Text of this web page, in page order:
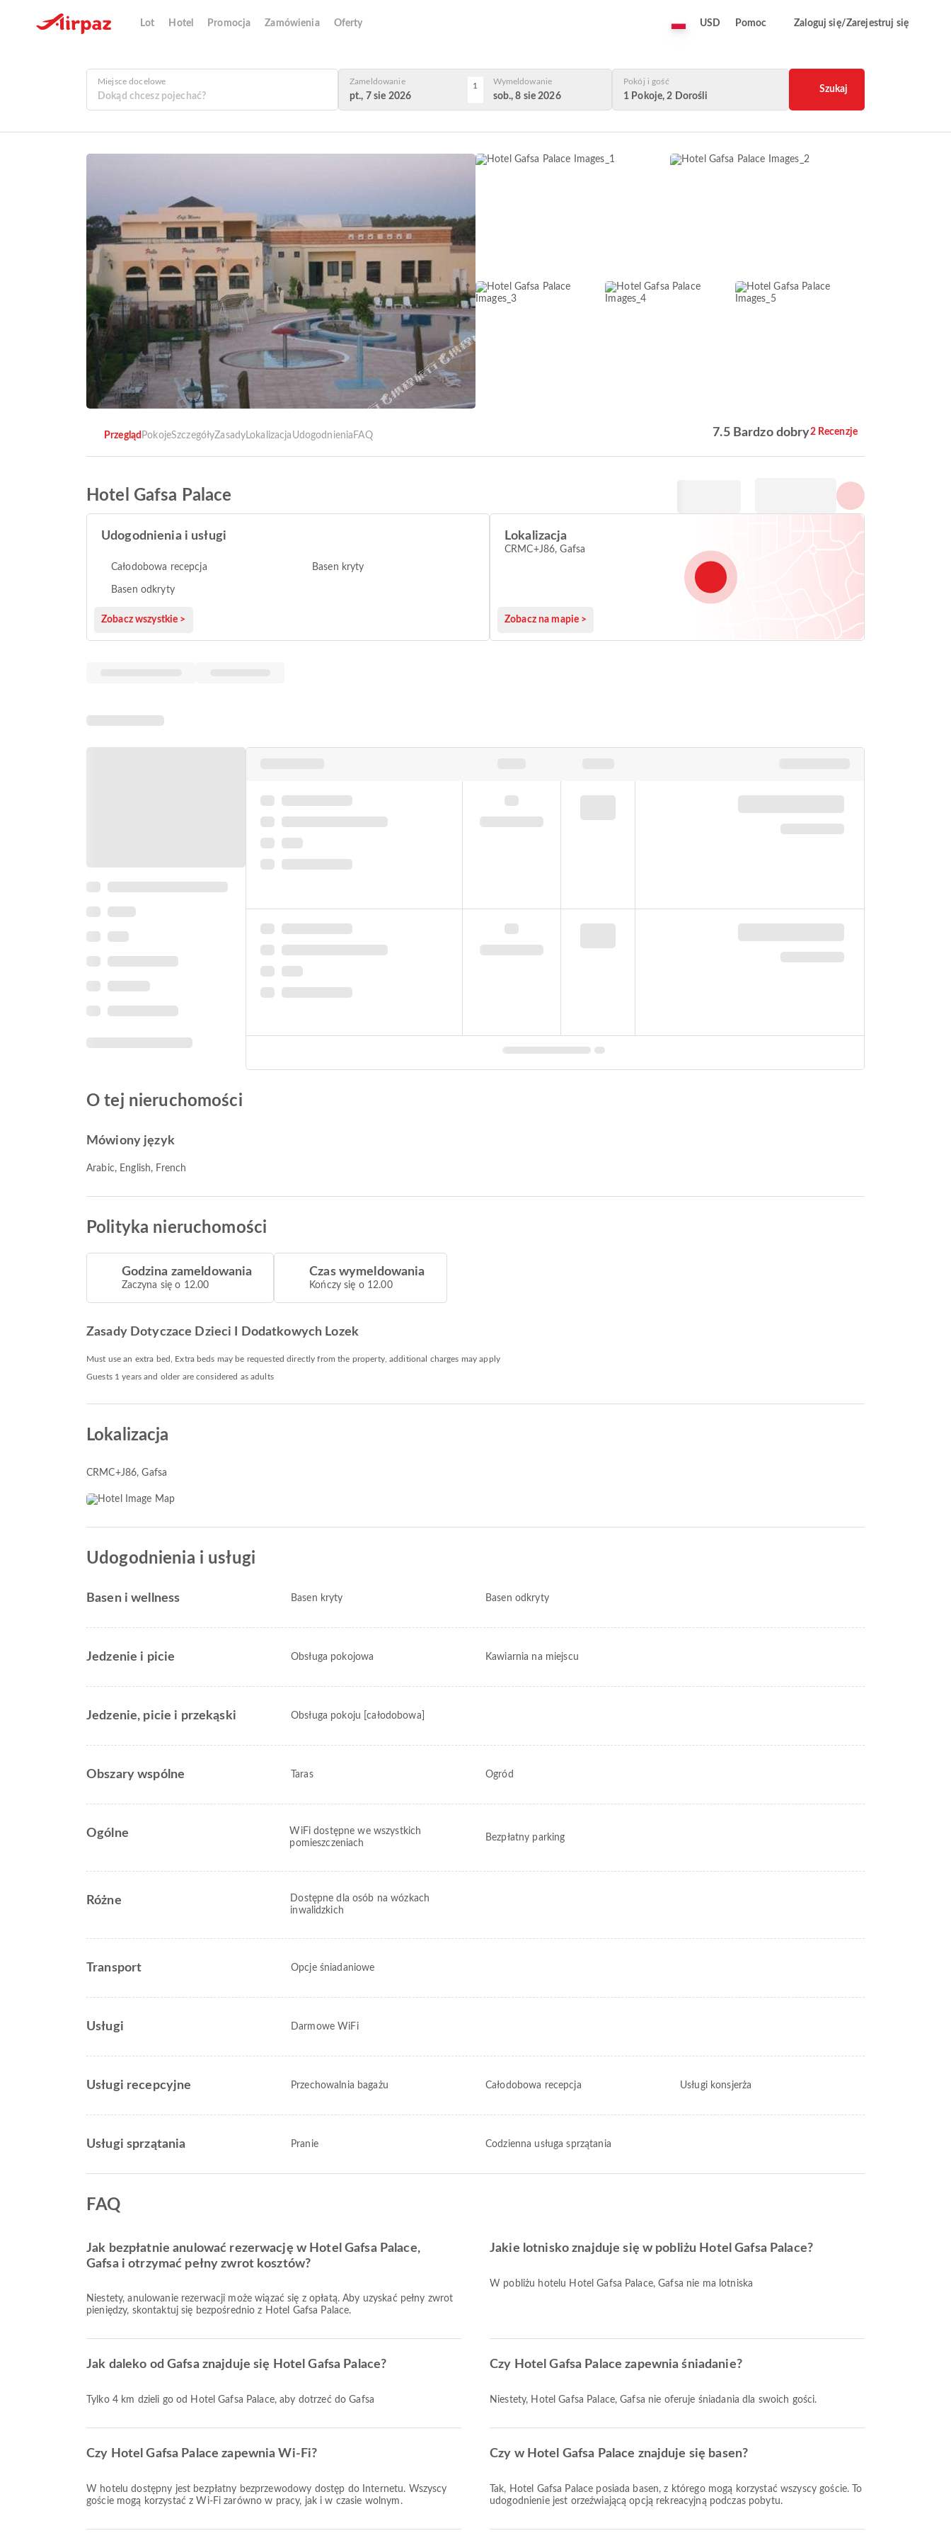
Lot Hotel Promocja Zamówienia Oferty USD Pomoc Zaloguj się/Zarejestruj się
Miejsce docelowe Zameldowanie
pt., 7 sie 2026
1 Wymeldowanie
sob., 8 sie 2026
Pokój i gość
1 Pokoje, 2 Dorośli
Szukaj
Przegląd PokojeSzczegółyZasadyLokalizacja Udogodnienia FAQ 7.5 Bardzo dobry2 Recenzje
Hotel Gafsa Palace
Udogodnienia i usługi
Całodobowa recepcja Basen kryty
Basen odkryty
Zobacz wszystkie >
Lokalizacja
CRMC+J86, Gafsa
Zobacz na mapie >
O tej nieruchomości
Mówiony język
Arabic, English, French
Polityka nieruchomości
Godzina zameldowania
Zaczyna się o 12.00
Czas wymeldowania
Kończy się o 12.00
Zasady Dotyczace Dzieci I Dodatkowych Lozek
Must use an extra bed, Extra beds may be requested directly from the property, additional charges may apply
Guests 1 years and older are considered as adults
Lokalizacja
CRMC+J86, Gafsa
Udogodnienia i usługi
Basen i wellness Basen kryty Basen odkryty
Jedzenie i picie Obsługa pokojowa Kawiarnia na miejscu
Jedzenie, picie i przekąski Obsługa pokoju [całodobowa]
Obszary wspólne Taras Ogród
Ogólne
WiFi dostępne we wszystkich
pomieszczeniach
Bezpłatny parking
Różne
Dostępne dla osób na wózkach
inwalidzkich
Transport Opcje śniadaniowe
Usługi Darmowe WiFi
Usługi recepcyjne Przechowalnia bagażu Całodobowa recepcja Usługi konsjerża
Usługi sprzątania Pranie Codzienna usługa sprzątania
FAQ
Jak bezpłatnie anulować rezerwację w Hotel Gafsa Palace,
Gafsa i otrzymać pełny zwrot kosztów?
Niestety, anulowanie rezerwacji może wiązać się z opłatą. Aby uzyskać pełny zwrot
pieniędzy, skontaktuj się bezpośrednio z Hotel Gafsa Palace.
Jakie lotnisko znajduje się w pobliżu Hotel Gafsa Palace?
W pobliżu hotelu Hotel Gafsa Palace, Gafsa nie ma lotniska
Jak daleko od Gafsa znajduje się Hotel Gafsa Palace?
Tylko 4 km dzieli go od Hotel Gafsa Palace, aby dotrzeć do Gafsa
Czy Hotel Gafsa Palace zapewnia śniadanie?
Niestety, Hotel Gafsa Palace, Gafsa nie oferuje śniadania dla swoich gości.
Czy Hotel Gafsa Palace zapewnia Wi-Fi?
W hotelu dostępny jest bezpłatny bezprzewodowy dostęp do Internetu. Wszyscy
goście mogą korzystać z Wi-Fi zarówno w pracy, jak i w czasie wolnym.
Czy w Hotel Gafsa Palace znajduje się basen?
Tak, Hotel Gafsa Palace posiada basen, z którego mogą korzystać wszyscy goście. To
udogodnienie jest orzeźwiającą opcją rekreacyjną podczas pobytu.